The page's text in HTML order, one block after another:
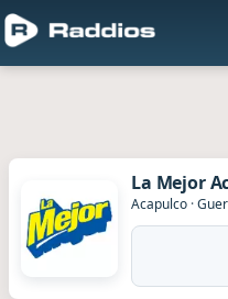
La Mejor
Acapulco ·